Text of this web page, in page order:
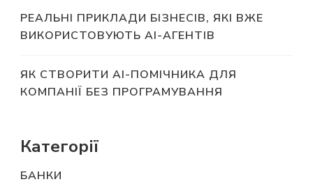
РЕАЛЬНІ ПРИКЛАДИ БІЗНЕСІВ, ЯКІ ВЖЕ
ВИКОРИСТОВУЮТЬ AI-АГЕНТІВ
ЯК СТВОРИТИ AI-ПОМІЧНИКА ДЛЯ
КОМПАНІЇ БЕЗ ПРОГРАМУВАННЯ
Категорії
БАНКИ